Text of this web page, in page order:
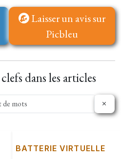
Laisser un avis sur
Picbleu
dans les articles
BATTERIE VIRTUELLE